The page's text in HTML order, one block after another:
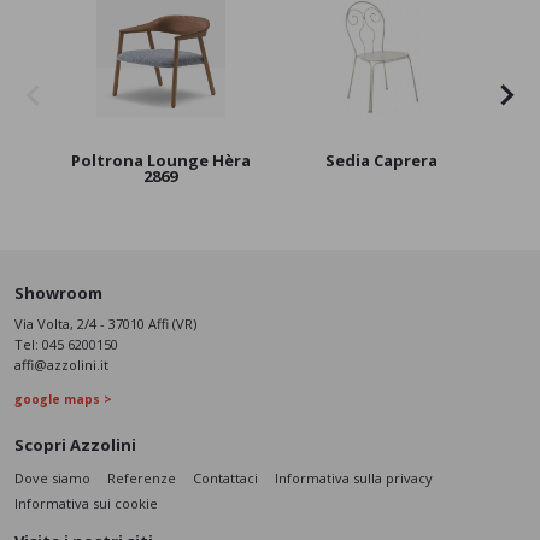
Poltrona Lounge Hèra
2869
Sedia Caprera
Showroom
Via Volta, 2/4 - 37010 Affi (VR)
Tel: 045 6200150
affi@azzolini.it
google maps >
Scopri Azzolini
Dove siamo Referenze Contattaci
Informativa sulla privacy
Informativa sui cookie